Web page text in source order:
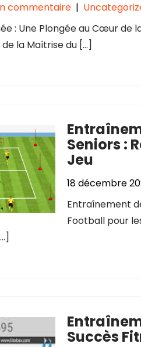
commentaire |
: Une Plongée au Cœur de
la Maîtrise du […]
Seniors :
Jeu
18 décembre
Entraînement
Football pour
Succès